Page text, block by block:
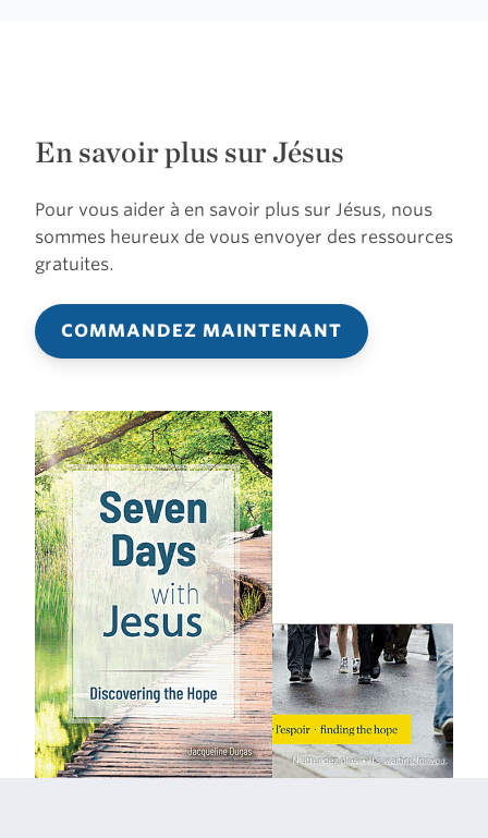
En savoir plus sur Jésus
Pour vous aider à en savoir plus sur Jésus, nous
sommes heureux de vous envoyer des ressources
gratuites.
COMMANDEZ MAINTENANT